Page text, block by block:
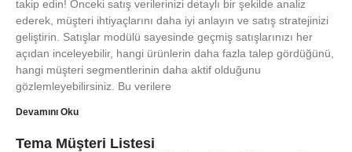
takip edin! Önceki satış verilerinizi detaylı bir şekilde analiz
ederek, müşteri ihtiyaçlarını daha iyi anlayın ve satış stratejinizi
geliştirin. Satışlar modülü sayesinde geçmiş satışlarınızı her
açıdan inceleyebilir, hangi ürünlerin daha fazla talep gördüğünü,
hangi müşteri segmentlerinin daha aktif olduğunu
gözlemleyebilirsiniz. Bu verilere
Devamını Oku
Tema Müşteri Listesi